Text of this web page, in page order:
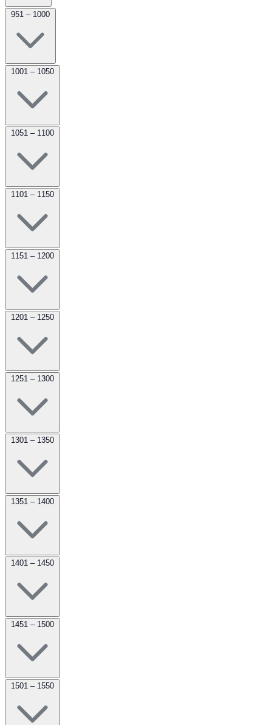
951 – 1000
1001 – 1050
1051 – 1100
1101 – 1150
1151 – 1200
1201 – 1250
1251 – 1300
1301 – 1350
1351 – 1400
1401 – 1450
1451 – 1500
1501 – 1550